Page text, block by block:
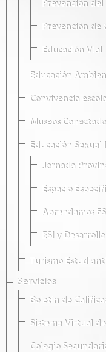
Prevención del
Prevención de
Educación Vial
Educación
Convivencia
Museos
Educación Sexual
Jornada
Espacio
Aprendamos
ESI y
Turismo Estudiantil
Servicios
Boletín de
Sistema Virtual
Colegio